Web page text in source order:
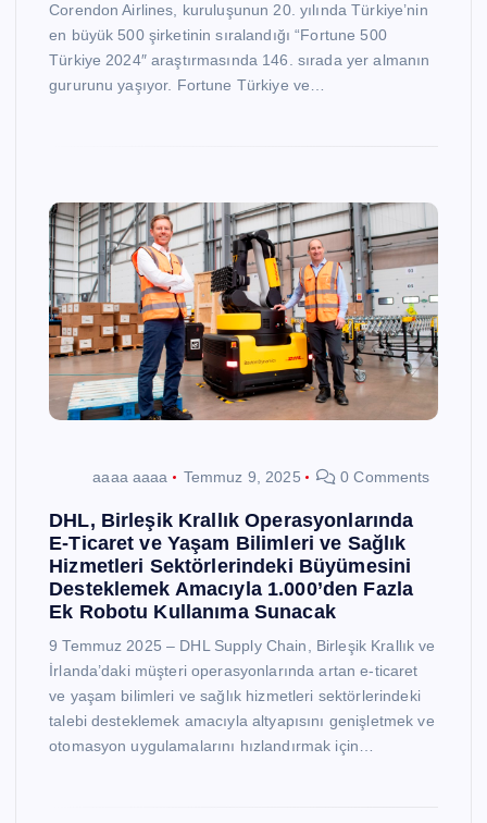
Corendon Airlines, kuruluşunun 20. yılında Türkiye’nin
en büyük 500 şirketinin sıralandığı “Fortune 500
Türkiye 2024″ araştırmasında 146. sırada yer almanın
gururunu yaşıyor. Fortune Türkiye ve…
aaaa aaaa Temmuz 9, 2025 0 Comments
DHL, Birleşik Krallık Operasyonlarında
E-Ticaret ve Yaşam Bilimleri ve Sağlık
Hizmetleri Sektörlerindeki Büyümesini
Desteklemek Amacıyla 1.000’den Fazla
Ek Robotu Kullanıma Sunacak
9 Temmuz 2025 – DHL Supply Chain, Birleşik Krallık ve
İrlanda’daki müşteri operasyonlarında artan e-ticaret
ve yaşam bilimleri ve sağlık hizmetleri sektörlerindeki
talebi desteklemek amacıyla altyapısını genişletmek ve
otomasyon uygulamalarını hızlandırmak için…